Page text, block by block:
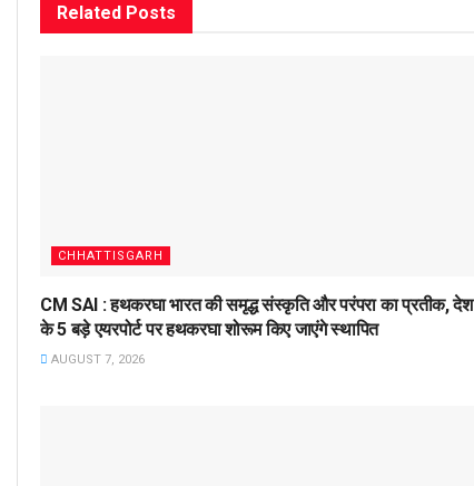
Related Posts
CHHATTISGARH
CM SAI : हथकरघा भारत की समृद्ध संस्कृति और परंपरा का प्रतीक, देश
के 5 बड़े एयरपोर्ट पर हथकरघा शोरूम किए जाएंगे स्थापित
AUGUST 7, 2026